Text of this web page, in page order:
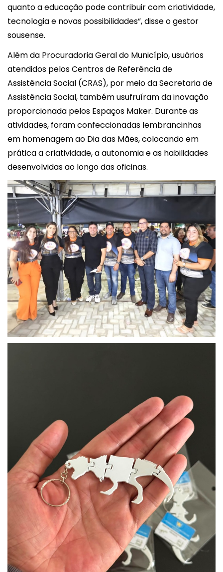
quanto a educação pode contribuir com criatividade,
tecnologia e novas possibilidades”, disse o gestor
sousense.
Além da Procuradoria Geral do Município, usuários
atendidos pelos Centros de Referência de
Assistência Social (CRAS), por meio da Secretaria de
Assistência Social, também usufruíram da inovação
proporcionada pelos Espaços Maker. Durante as
atividades, foram confeccionadas lembrancinhas
em homenagem ao Dia das Mães, colocando em
prática a criatividade, a autonomia e as habilidades
desenvolvidas ao longo das oficinas.